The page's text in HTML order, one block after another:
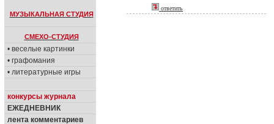
МУЗЫКАЛЬНАЯ СТУДИЯ
СМЕХО-СТУДИЯ
• веселые картинки
• графомания
• литературные игры
конкурсы журнала
ЕЖЕДНЕВНИК
лента комментариев
ответить